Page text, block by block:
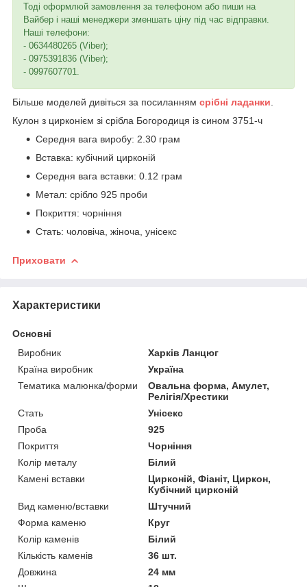
Тоді оформлюй замовлення за телефоном або пиши на
Вайбер і наші менеджери зменшать ціну під час відправки.
Наші телефони:
- 0634480265 (Viber);
- 0975391836 (Viber);
- 0997607701.
Більше моделей дивіться за посиланням срібні ладанки
Кулон з цирконієм зі срібла Богородиця із сином 3751-ч
Середня вага виробу: 2.30 грам
Вставка: кубічний цирконій
Середня вага вставки: 0.12 грам
Метал: срібло 925 проби
Покриття: чорніння
Стать: чоловіча, жіноча, унісекс
Приховати
Характеристики
Основні
Виробник
Харків Ланцюг
Країна виробник
Україна
Тематика малюнка/форми
Овальна форма, Амулет,
Релігія/Хрестики
Стать
Унісекс
Проба
925
Покриття
Чорніння
Колір металу
Білий
Камені вставки
Цирконій, Фіаніт, Циркон,
Кубічний цирконій
Вид каменю/вставки
Штучний
Форма каменю
Круг
Колір каменів
Білий
Кількість каменів
36 шт.
Довжина
24 мм